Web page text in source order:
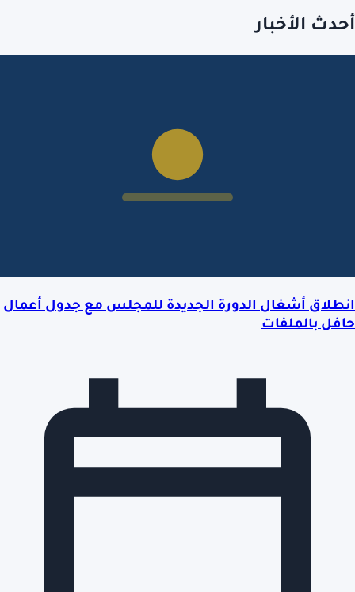
أحدث الأخبار
انطلاق أشغال الدورة الجديدة للمجلس مع جدول أعمال
حافل بالملفات